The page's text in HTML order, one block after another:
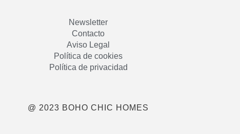
Newsletter
Contacto
Aviso Legal
Política de cookies
Política de privacidad
@ 2023 BOHO CHIC HOMES